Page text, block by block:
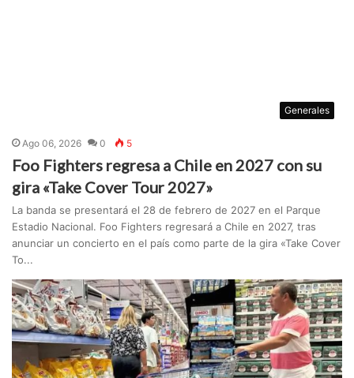
Generales
Ago 06, 2026 0 5
Foo Fighters regresa a Chile en 2027 con su
gira «Take Cover Tour 2027»
La banda se presentará el 28 de febrero de 2027 en el Parque
Estadio Nacional. Foo Fighters regresará a Chile en 2027, tras
anunciar un concierto en el país como parte de la gira «Take Cover
To...